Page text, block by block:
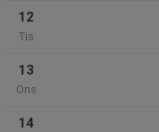
12
Tis
13
Ons
14